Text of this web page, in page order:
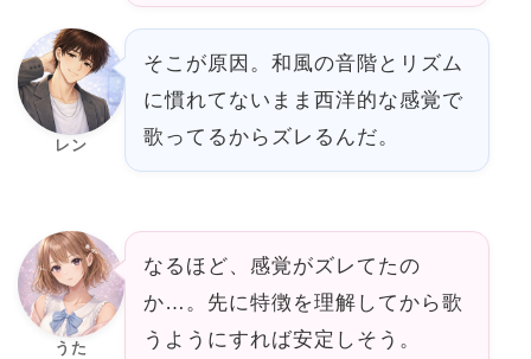
レン
そこが原因。和風の音階とリズム
に慣れてないまま西洋的な感覚で
歌ってるからズレるんだ。
うた
なるほど、感覚がズレてたの
か…。先に特徴を理解してから歌
うようにすれば安定しそう。